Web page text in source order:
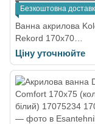
Безкоштовна
Ванна акрилова
Rekord 170х70
XWP3677000N
Ціну уточнюйте